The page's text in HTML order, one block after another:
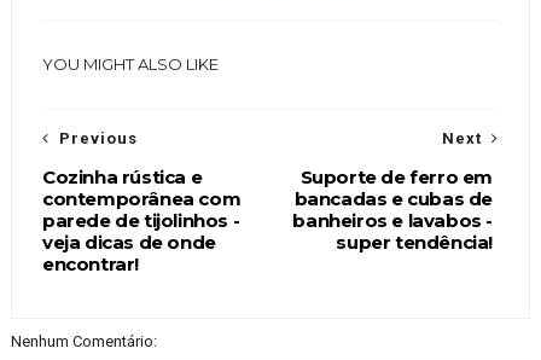
YOU MIGHT ALSO LIKE
Next
Suporte de ferro em
bancadas e cubas de
banheiros e lavabos -
super tendência!
Previous
Cozinha rústica e
contemporânea com
parede de tijolinhos -
veja dicas de onde
encontrar!
Nenhum Comentário: